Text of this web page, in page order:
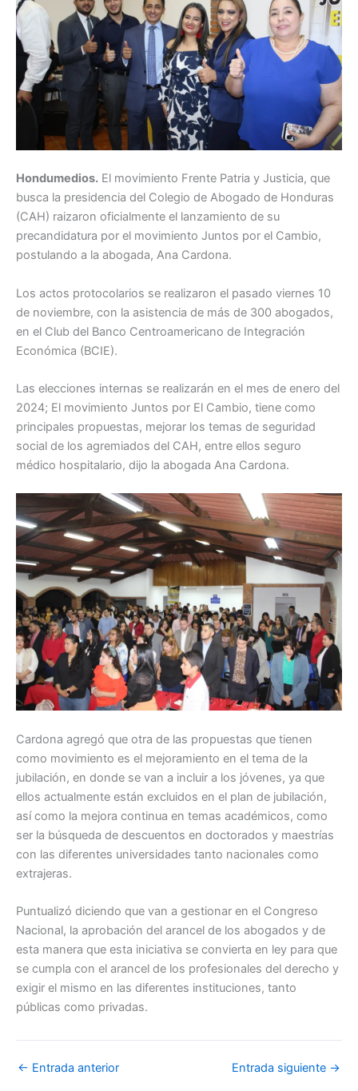
Hondumedios. El movimiento Frente Patria y Justicia, que
busca la presidencia del Colegio de Abogado de Honduras
(CAH) raizaron oficialmente el lanzamiento de su
precandidatura por el movimiento Juntos por el Cambio,
postulando a la abogada, Ana Cardona.
Los actos protocolarios se realizaron el pasado viernes 10
de noviembre, con la asistencia de más de 300 abogados,
en el Club del Banco Centroamericano de Integración
Económica (BCIE).
Las elecciones internas se realizarán en el mes de enero del
2024; El movimiento Juntos por El Cambio, tiene como
principales propuestas, mejorar los temas de seguridad
social de los agremiados del CAH, entre ellos seguro
médico hospitalario, dijo la abogada Ana Cardona.
Cardona agregó que otra de las propuestas que tienen
como movimiento es el mejoramiento en el tema de la
jubilación, en donde se van a incluir a los jóvenes, ya que
ellos actualmente están excluidos en el plan de jubilación,
así como la mejora continua en temas académicos, como
ser la búsqueda de descuentos en doctorados y maestrías
con las diferentes universidades tanto nacionales como
extrajeras.
Puntualizó diciendo que van a gestionar en el Congreso
Nacional, la aprobación del arancel de los abogados y de
esta manera que esta iniciativa se convierta en ley para que
se cumpla con el arancel de los profesionales del derecho y
exigir el mismo en las diferentes instituciones, tanto
públicas como privadas.
← Entrada anterior Entrada siguiente →